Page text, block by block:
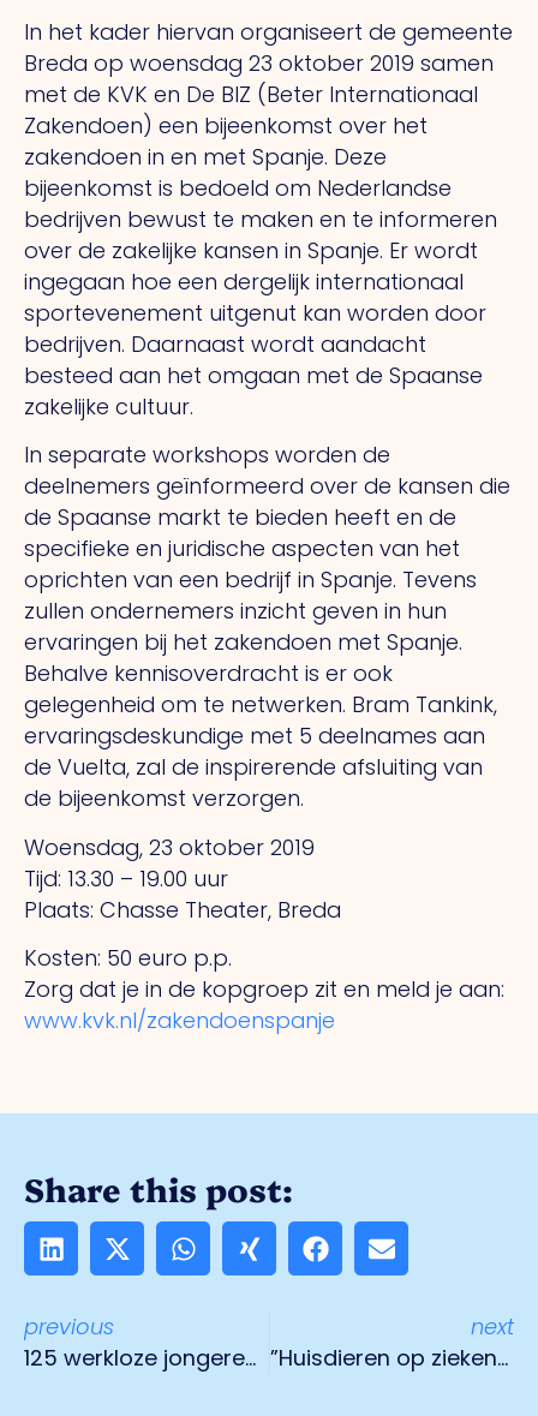
In het kader hiervan organiseert de gemeente
Breda op woensdag 23 oktober 2019 samen
met de KVK en De BIZ (Beter Internationaal
Zakendoen) een bijeenkomst over het
zakendoen in en met Spanje. Deze
bijeenkomst is bedoeld om Nederlandse
bedrijven bewust te maken en te informeren
over de zakelijke kansen in Spanje. Er wordt
ingegaan hoe een dergelijk internationaal
sportevenement uitgenut kan worden door
bedrijven. Daarnaast wordt aandacht
besteed aan het omgaan met de Spaanse
zakelijke cultuur.
In separate workshops worden de
deelnemers geïnformeerd over de kansen die
de Spaanse markt te bieden heeft en de
specifieke en juridische aspecten van het
oprichten van een bedrijf in Spanje. Tevens
zullen ondernemers inzicht geven in hun
ervaringen bij het zakendoen met Spanje.
Behalve kennisoverdracht is er ook
gelegenheid om te netwerken. Bram Tankink,
ervaringsdeskundige met 5 deelnames aan
de Vuelta, zal de inspirerende afsluiting van
de bijeenkomst verzorgen.
Woensdag, 23 oktober 2019
Tijd: 13.30 – 19.00 uur
Plaats: Chasse Theater, Breda
Kosten: 50 euro p.p.
Zorg dat je in de kopgroep zit en meld je aan:
www.kvk.nl/zakendoenspanje
Share this post:
previous
125 werkloze jongeren doen werkervaring op
next
”Huisdieren op ziekenbezoek” als proef bij VieCuri